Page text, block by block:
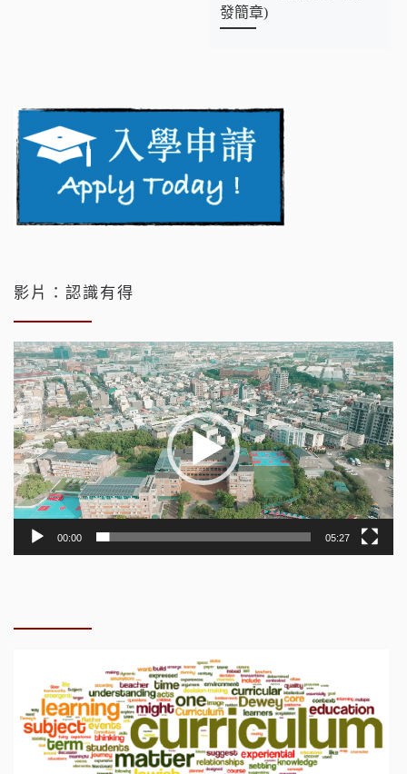
發簡章)
影片：認識有得
視
訊
播
放
器
00:00 05:27